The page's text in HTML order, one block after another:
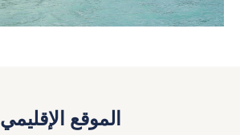
الموقع الإقليمي